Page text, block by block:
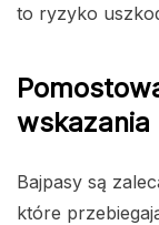
to ryzyko
wskazania
Bajpasy są
które